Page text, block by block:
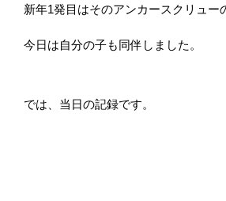
新年1発目はそのアンカースクリュー
今日は自分の子も同伴しました。
では、当日の記録です。